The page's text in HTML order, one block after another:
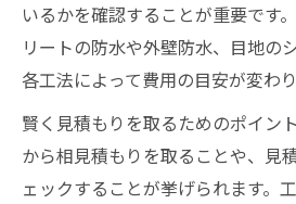
いるかを確認することが重要です
リートの防水や外壁防水、目地の
各工法によって費用の目安が変わり
賢く見積もりを取るためのポイン
から相見積もりを取ることや、見
ェックすることが挙げられます。